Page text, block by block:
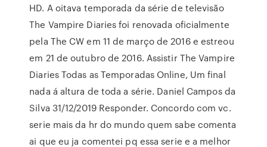
HD. A oitava temporada da série de televisão
The Vampire Diaries foi renovada oficialmente
pela The CW em 11 de março de 2016 e estreou
em 21 de outubro de 2016. Assistir The Vampire
Diaries Todas as Temporadas Online, Um final
nada á altura de toda a série. Daniel Campos da
Silva 31/12/2019 Responder. Concordo com vc.
serie mais da hr do mundo quem sabe comenta
ai que eu ja comentei pq essa serie e a melhor